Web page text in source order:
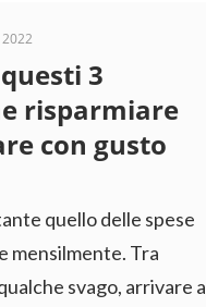
3
risparmiare
con gusto
quello delle spese
mensilmente. Tra
svago, arrivare a